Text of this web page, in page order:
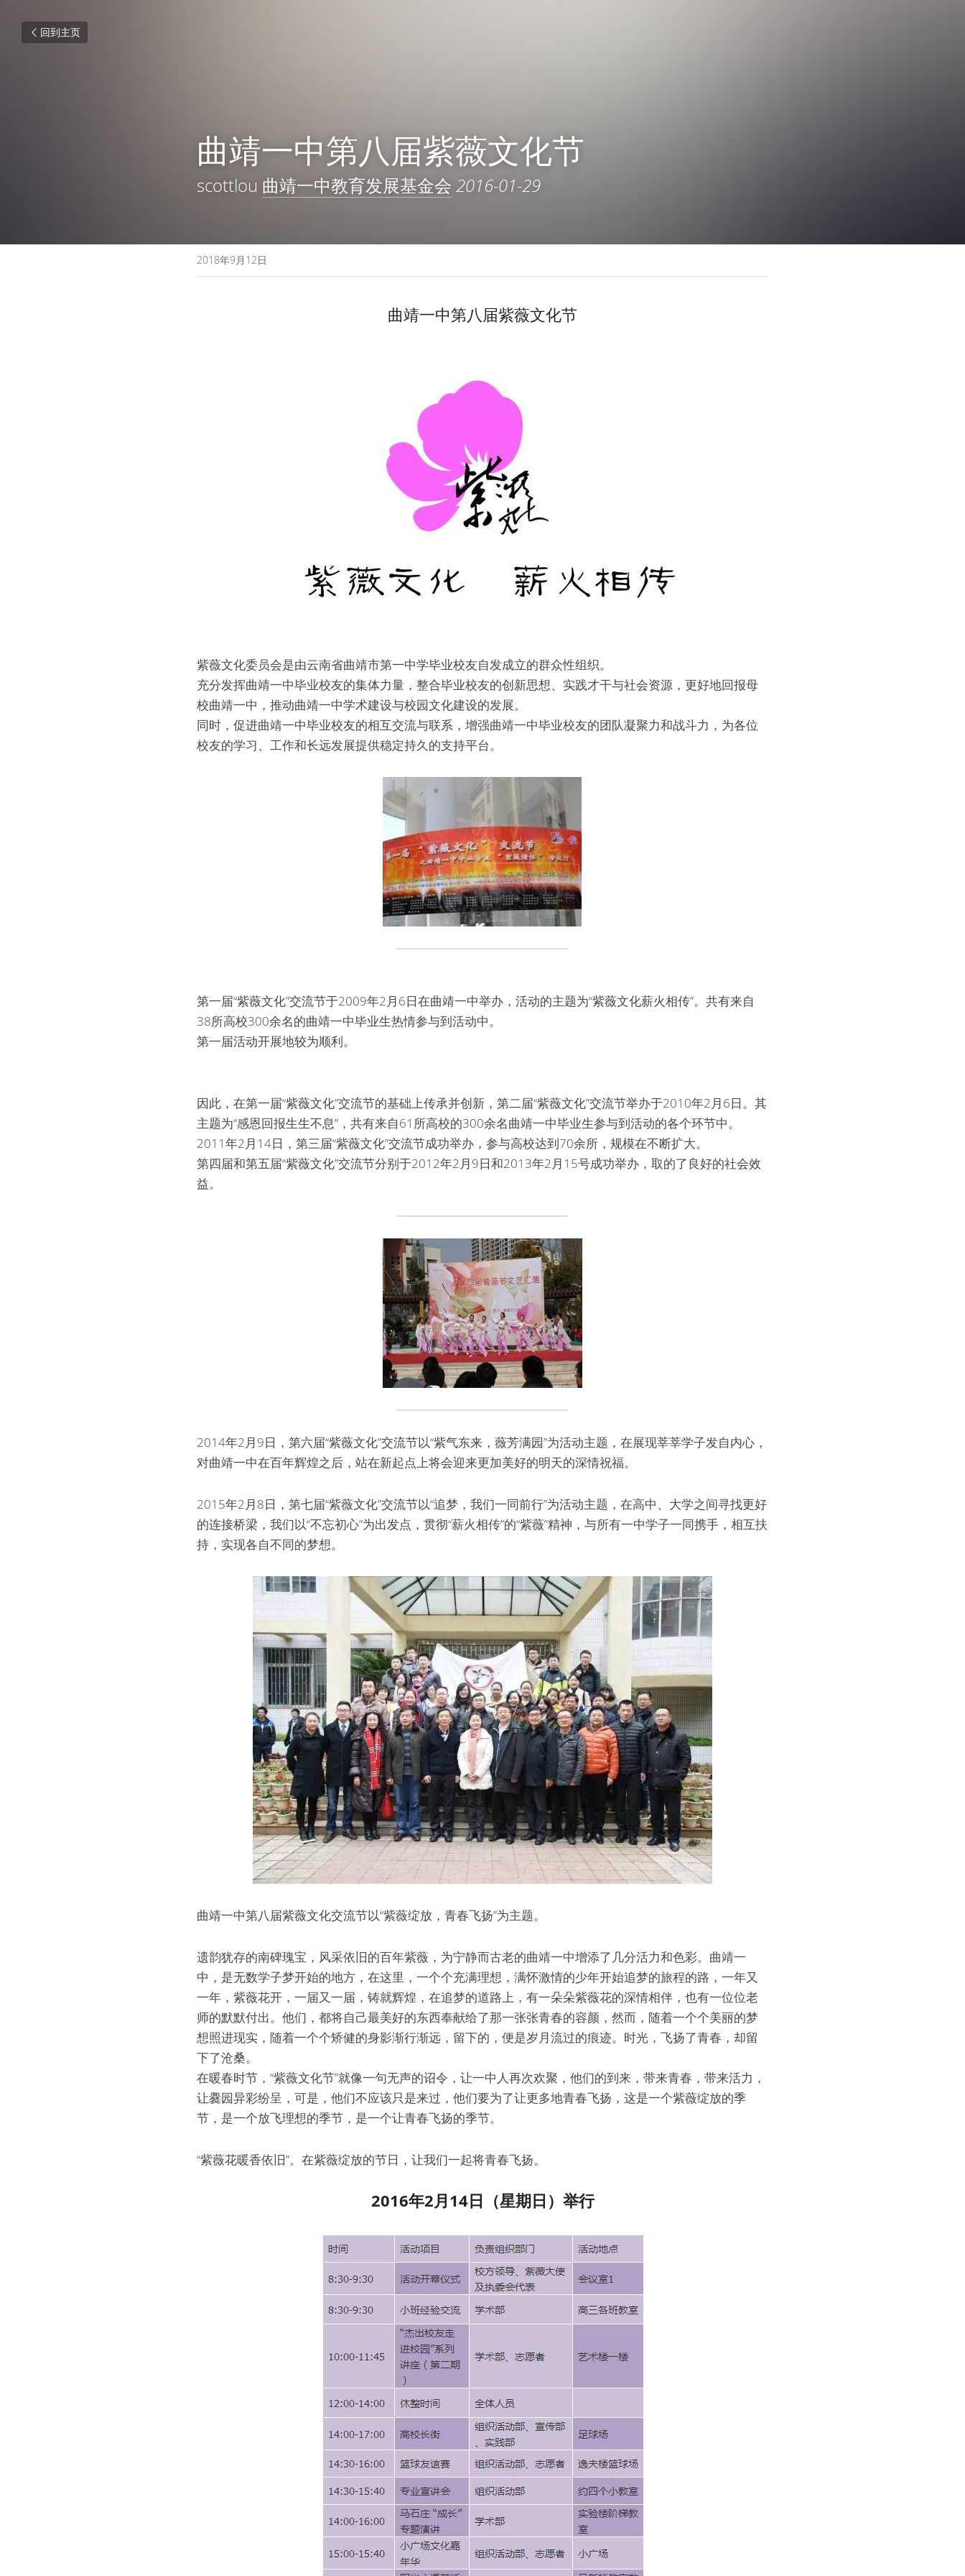
回到主页
曲靖一中第八届紫薇文化节
scottlou 曲靖一中教育发展基金会 2016-01-29
2018年9月12日
曲靖一中第八届紫薇文化节
紫薇文化委员会是由云南省曲靖市第一中学毕业校友自发成立的群众性组织。
充分发挥曲靖一中毕业校友的集体力量，整合毕业校友的创新思想、实践才干与社会资源，更好地回报母
校曲靖一中，推动曲靖一中学术建设与校园文化建设的发展。
同时，促进曲靖一中毕业校友的相互交流与联系，增强曲靖一中毕业校友的团队凝聚力和战斗力，为各位
校友的学习、工作和长远发展提供稳定持久的支持平台。
第一届“紫薇文化”交流节于2009年2月6日在曲靖一中举办，活动的主题为“紫薇文化薪火相传”。共有来自
38所高校300余名的曲靖一中毕业生热情参与到活动中。
第一届活动开展地较为顺利。
因此，在第一届“紫薇文化”交流节的基础上传承并创新，第二届“紫薇文化”交流节举办于2010年2月6日。其
主题为“感恩回报生生不息”，共有来自61所高校的300余名曲靖一中毕业生参与到活动的各个环节中。
2011年2月14日，第三届“紫薇文化”交流节成功举办，参与高校达到70余所，规模在不断扩大。
第四届和第五届“紫薇文化”交流节分别于2012年2月9日和2013年2月15号成功举办，取的了良好的社会效
益。
2014年2月9日，第六届“紫薇文化”交流节以“紫气东来，薇芳满园”为活动主题，在展现莘莘学子发自内心，
对曲靖一中在百年辉煌之后，站在新起点上将会迎来更加美好的明天的深情祝福。
2015年2月8日，第七届“紫薇文化”交流节以“追梦，我们一同前行”为活动主题，在高中、大学之间寻找更好
的连接桥梁，我们以“不忘初心”为出发点，贯彻“薪火相传”的“紫薇”精神，与所有一中学子一同携手，相互扶
持，实现各自不同的梦想。
曲靖一中第八届紫薇文化交流节以“紫薇绽放，青春飞扬”为主题。
遗韵犹存的南碑瑰宝，风采依旧的百年紫薇，为宁静而古老的曲靖一中增添了几分活力和色彩。曲靖一
中，是无数学子梦开始的地方，在这里，一个个充满理想，满怀激情的少年开始追梦的旅程的路，一年又
一年，紫薇花开，一届又一届，铸就辉煌，在追梦的道路上，有一朵朵紫薇花的深情相伴，也有一位位老
师的默默付出。他们，都将自己最美好的东西奉献给了那一张张青春的容颜，然而，随着一个个美丽的梦
想照进现实，随着一个个矫健的身影渐行渐远，留下的，便是岁月流过的痕迹。时光，飞扬了青春，却留
下了沧桑。
在暖春时节，“紫薇文化节”就像一句无声的诏令，让一中人再次欢聚，他们的到来，带来青春，带来活力，
让爨园异彩纷呈，可是，他们不应该只是来过，他们要为了让更多地青春飞扬，这是一个紫薇绽放的季
节，是一个放飞理想的季节，是一个让青春飞扬的季节。
“紫薇花暖香依旧”。在紫薇绽放的节日，让我们一起将青春飞扬。
2016年2月14日（星期日）举行